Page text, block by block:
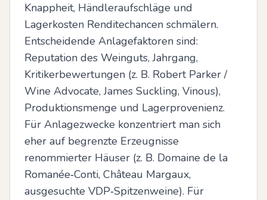
Knappheit, Händleraufschläge und
Lagerkosten Renditechancen schmälern.
Entscheidende Anlagefaktoren sind:
Reputation des Weinguts, Jahrgang,
Kritikerbewertungen (z. B. Robert Parker /
Wine Advocate, James Suckling, Vinous),
Produktionsmenge und Lagerprovenienz.
Für Anlagezwecke konzentriert man sich
eher auf begrenzte Erzeugnisse
renommierter Häuser (z. B. Domaine de la
Romanée‑Conti, Château Margaux,
ausgesuchte VDP‑Spitzenweine). Für